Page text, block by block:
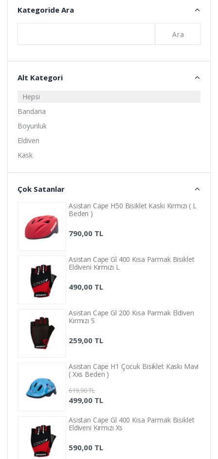
Kategoride Ara
Ara
Alt Kategori
Hepsi
Bandana
Boyunluk
Eldiven
Kask
Çok Satanlar
Asistan Cape H50 Bisiklet Kaskı Kırmızı ( L
Beden )
790,00 TL
Asistan Cape Gl 400 Kısa Parmak Bisiklet
Eldiveni Kırmızı L
490,00 TL
Asistan Cape Gl 200 Kısa Parmak Eldiven
Kırmızı S
259,00 TL
Asistan Cape H1 Çocuk Bisiklet Kaskı Mavi
( Xxs Beden )
619,90 TL
499,00 TL
Asistan Cape Gl 400 Kısa Parmak Bisiklet
Eldiveni Kırmızı Xs
590,00 TL